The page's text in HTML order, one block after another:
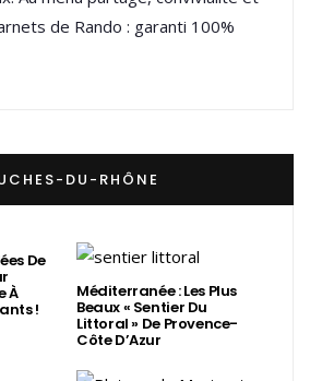
de Rando : garanti 100%
DU-RHÔNE
De
À
!
Méditerranée : Les Plus
Beaux « Sentier Du
Littoral » De Provence-
Côte D’Azur